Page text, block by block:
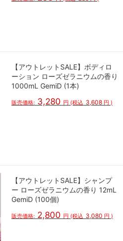
【アウトレットSALE】ボディロ
ーション ローズゼラニウムの香り
1000mL GemiD (1本)
販売価格: 3,280 円 (税込 3,608 円 )
【アウトレットSALE】シャンプ
ー ローズゼラニウムの香り 12mL
GemiD (100個)
販売価格: 2,800 円 (税込 3,080 円 )